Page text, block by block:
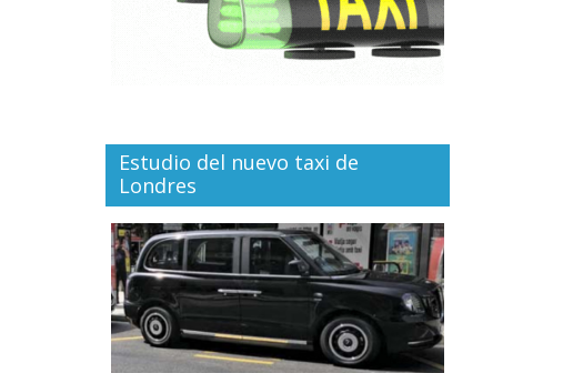
Estudio del nuevo taxi de
Londres